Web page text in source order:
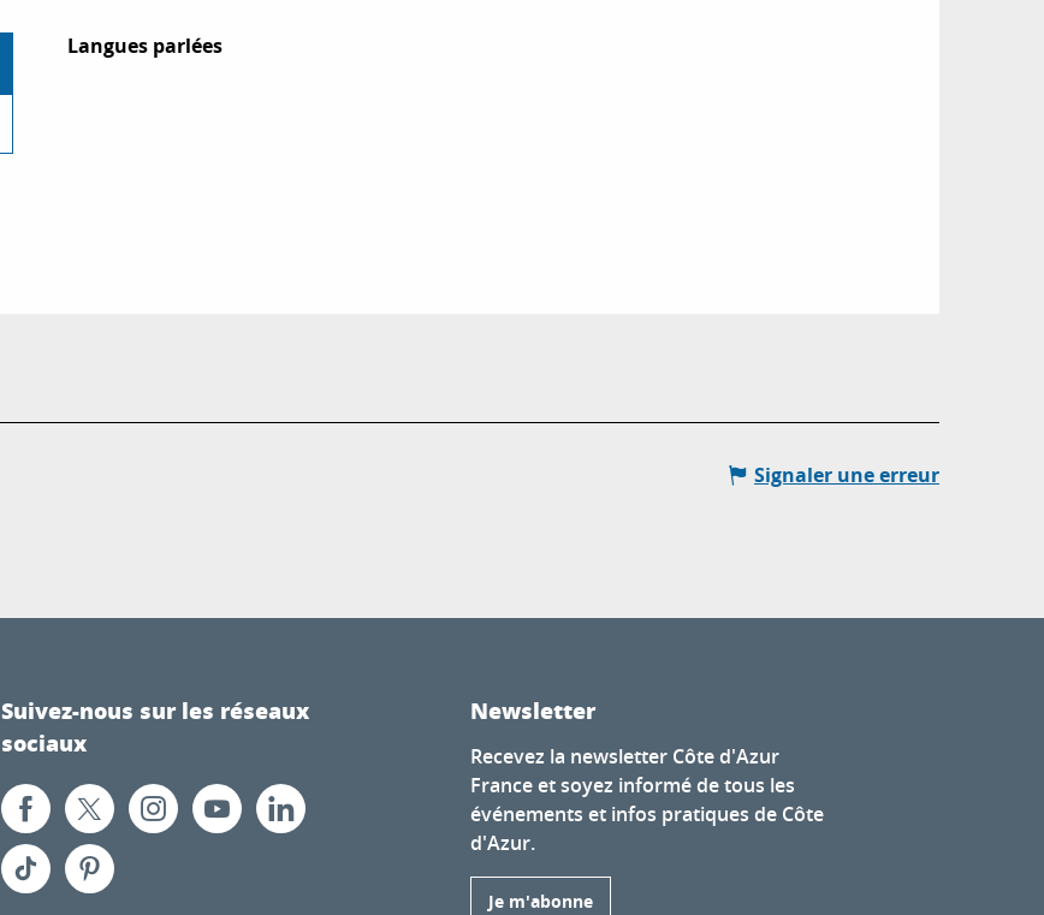
Langues parlées
Langues parlées
Signaler une erreur
Suivez-nous sur les réseaux
sociaux
Newsletter
Recevez la newsletter Côte d'Azur
France et soyez informé de tous les
événements et infos pratiques de Côte
d'Azur.
Je m'abonne